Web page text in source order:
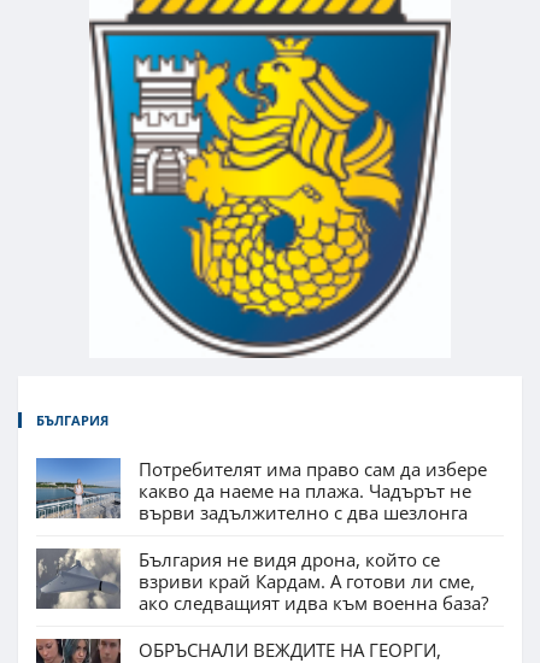
БЪЛГАРИЯ
Потребителят има право сам да избере
какво да наеме на плажа. Чадърът не
върви задължително с два шезлонга
България не видя дрона, който се
взриви край Кардам. А готови ли сме,
ако следващият идва към военна база?
ОБРЪСНАЛИ ВЕЖДИТЕ НА ГЕОРГИ,